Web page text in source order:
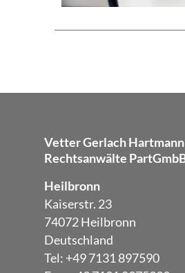
Vetter Gerlach Hartmann
Rechtsanwälte
Heilbronn
Kaiserstr. 23
74072 Heilbronn
Deutschland
Tel: +49 7131 897590